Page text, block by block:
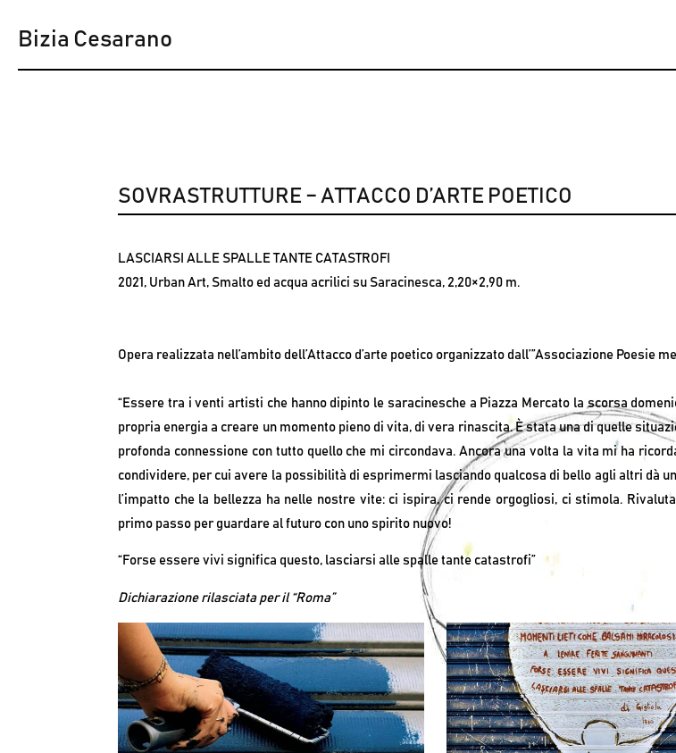
Bizia Cesarano
SOVRASTRUTTURE – ATTACCO D’ARTE POETICO
LASCIARSI ALLE SPALLE TANTE CATASTROFI
2021, Urban Art, Smalto ed acqua acrilici su Saracinesca, 2,20×2,90 m.
Opera realizzata nell’ambito dell’Attacco d’arte poetico organizzato dall’”Associazione Poesie
“Essere tra i venti artisti che hanno dipinto le saracinesche a Piazza Mercato la scorsa
propria energia a creare un momento pieno di vita, di vera rinascita. È stata una di quelle
profonda connessione con tutto quello che mi circondava. Ancora una volta la vita mi ha
condividere, per cui avere la possibilità di esprimermi lasciando qualcosa di bello agli altri dà
l’impatto che la bellezza ha nelle nostre vite: ci ispira, ci rende orgogliosi, ci stimola.
primo passo per guardare al futuro con uno spirito nuovo!
“Forse essere vivi significa questo, lasciarsi alle spalle tante catastrofi”
Dichiarazione rilasciata per il “Roma”